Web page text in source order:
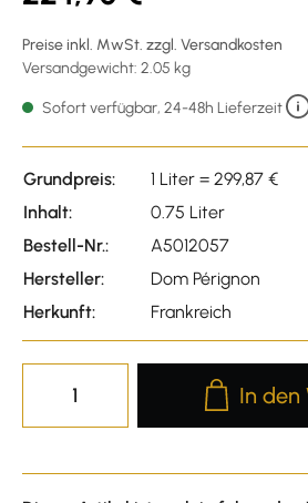
Preise inkl. MwSt. zzgl. Versandkosten
Versandgewicht: 2.05 kg
Sofort verfügbar, 24-48h Lieferzeit
Grundpreis:
1 Liter = 299,87 €
Inhalt:
0.75 Liter
Bestell-Nr.:
A5012057
Hersteller:
Dom Pérignon
Herkunft:
Frankreich
Produkt
In den